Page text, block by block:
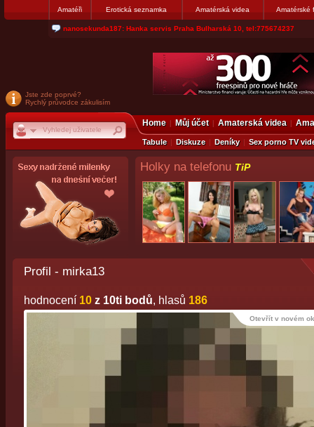
Amatéři Erotická seznamka Amatérská videa Amatérské
nanosekunda187: Hanka servis Praha Bulharská 10, tel:775674237
Jste zde poprvé?
Rychlý průvodce zákulisím
Home Můj účet Amaterská videa
Tabule Diskuze Deníky Sex porno TV
Holky na telefonu TiP
Profil - mirka13
hodnocení 10z 10ti bodů, hlasů 186
Otevřít v novém